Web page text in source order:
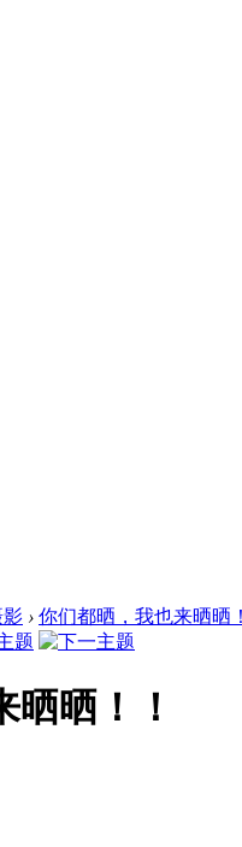
影 › 你们都晒，我也来晒晒
晒！！